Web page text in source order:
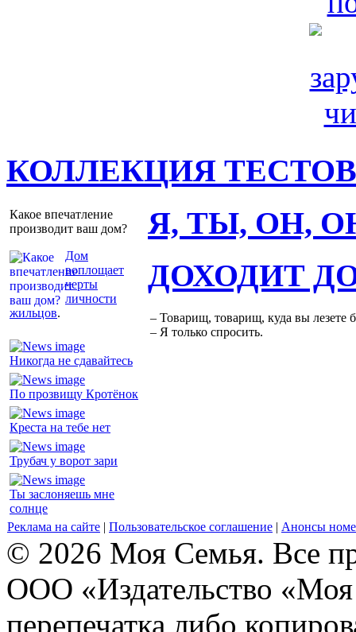
КОЛЛЕКЦИЯ ТЕСТОВ
Какое впечатление
производит ваш дом?
Дом
воплощает
черты
личности
жильцов.
Я, ТЫ, ОН,
Никогда не сдавайтесь
По прозвищу Кротёнок
Креста на тебе нет
Трубач у ворот зари
Ты заслоняешь мне
солнце
ДОХОДИТ
– Товарищ, товарищ, куда вы лезете
– Я только спросить.
Реклама на сайте | Пользовательское соглашение | Анонсы
© 2026 Моя Семья. Все
ООО «Издательство
перепечатка либо